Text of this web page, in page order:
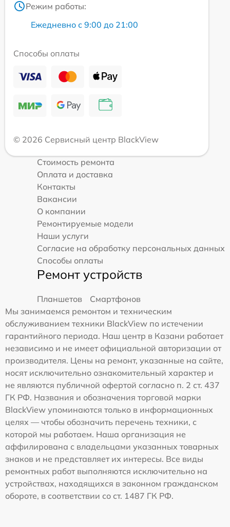
Режим работы:
Ежедневно с 9:00 до 21:00
Способы оплаты
© 2026 Сервисный центр BlackView
Стоимость ремонта
Оплата и доставка
Контакты
Вакансии
О компании
Ремонтируемые модели
Наши услуги
Согласие на обработку персональных данных
Способы оплаты
Ремонт устройств
Планшетов
Смартфонов
Мы занимаемся ремонтом и техническим
обслуживанием техники BlackView по истечении
гарантийного периода. Наш центр в Казани работает
независимо и не имеет официальной авторизации от
производителя. Цены на ремонт, указанные на сайте,
носят исключительно ознакомительный характер и
не являются публичной офертой согласно п. 2 ст. 437
ГК РФ. Названия и обозначения торговой марки
BlackView упоминаются только в информационных
целях — чтобы обозначить перечень техники, с
которой мы работаем. Наша организация не
аффилирована с владельцами указанных товарных
знаков и не представляет их интересы. Все виды
ремонтных работ выполняются исключительно на
устройствах, находящихся в законном гражданском
обороте, в соответствии со ст. 1487 ГК РФ.